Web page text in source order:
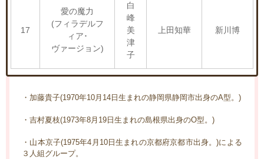
17
愛の魔力
(フィラデルフ
ィア･
ヴァージョン)
白
峰
美
津
子
上田知華 新川博
・加藤貴子(1970年10月14日生まれの静岡県静岡市出身のA型。)
・吉村夏枝(1973年8月19日生まれの島根県出身のO型。)
・山本京子(1975年4月10日生まれの京都府京都市出身。)による
３人組グループ。